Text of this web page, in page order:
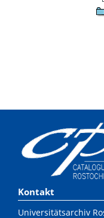
Kontakt
Universitätsarchiv